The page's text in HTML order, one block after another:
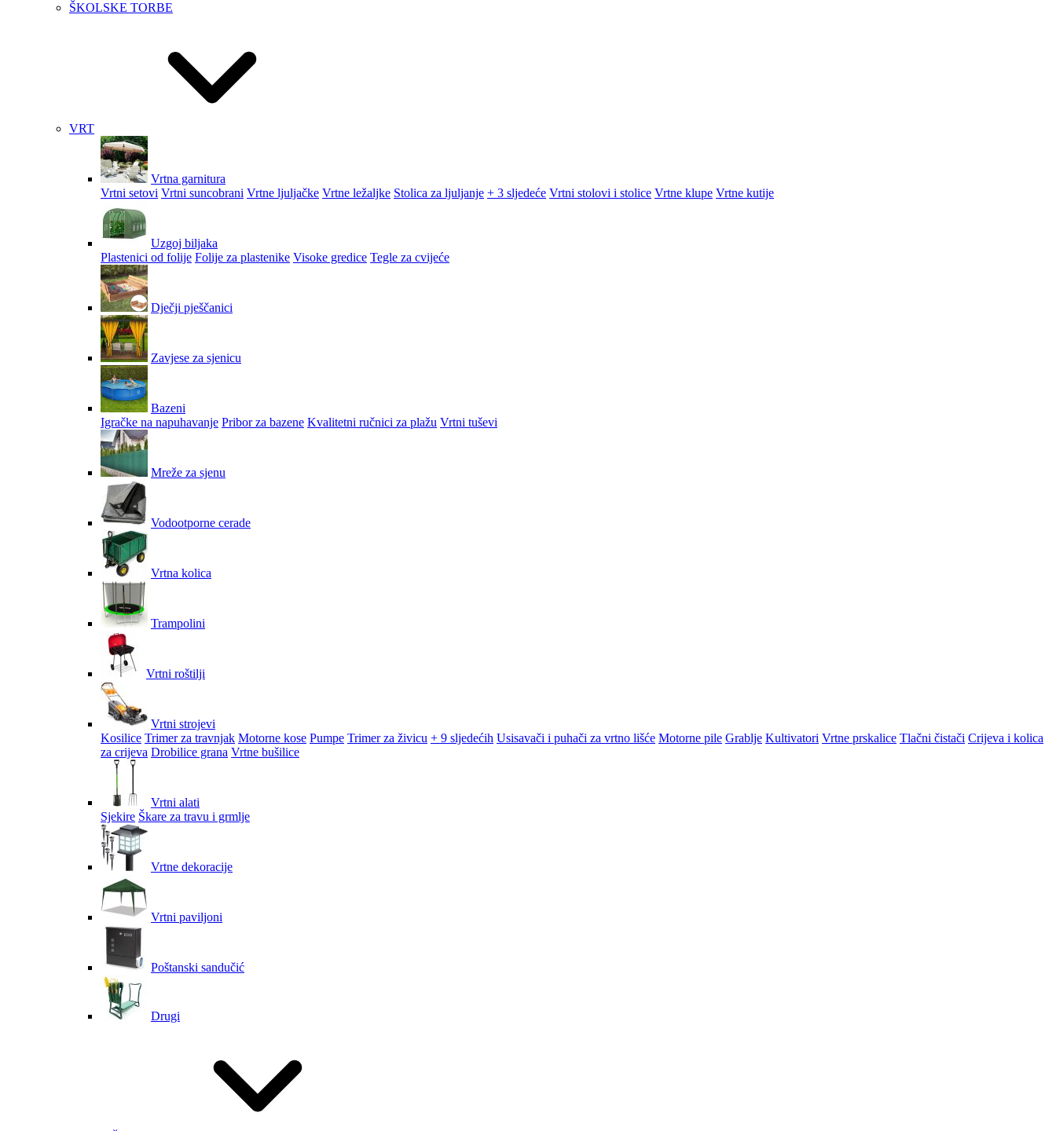
ŠKOLSKE TORBE
VRT
Vrtna garnitura
Vrtni setovi Vrtni suncobrani Vrtne ljuljačke Vrtne ležaljke Stolica za ljuljanje + 3 sljedeće Vrtni stolovi i stolice Vrtne klupe Vrtne kutije
Uzgoj biljaka
Plastenici od folije Folije za plastenike Visoke gredice Tegle za cvijeće
Dječji pješčanici
Zavjese za sjenicu
Bazeni
Igračke na napuhavanje Pribor za bazene Kvalitetni ručnici za plažu Vrtni tuševi
Mreže za sjenu
Vodootporne cerade
Vrtna kolica
Trampolini
Vrtni roštilji
Vrtni strojevi
Kosilice Trimer za travnjak Motorne kose Pumpe Trimer za živicu + 9 sljedećih Usisavači i puhači za vrtno lišće Motorne pile Grablje Kultivatori Vrtne prskalice Tlačni čistači Crijeva i kolica
za crijeva Drobilice grana Vrtne bušilice
Vrtni alati
Sjekire Škare za travu i grmlje
Vrtne dekoracije
Vrtni paviljoni
Poštanski sandučić
Drugi